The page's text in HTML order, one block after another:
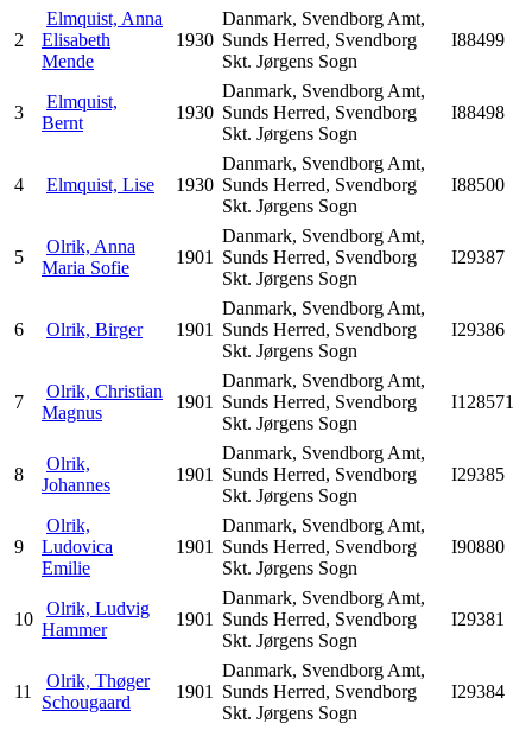
2
Elmquist, Anna
Elisabeth
Mende
1930
Danmark, Svendborg Amt,
Sunds Herred, Svendborg
Skt. Jørgens Sogn
I88499
3
Elmquist,
Bernt
1930
Danmark, Svendborg Amt,
Sunds Herred, Svendborg
Skt. Jørgens Sogn
I88498
4 Elmquist, Lise 1930
Danmark, Svendborg Amt,
Sunds Herred, Svendborg
Skt. Jørgens Sogn
I88500
5
Olrik, Anna
Maria Sofie
1901
Danmark, Svendborg Amt,
Sunds Herred, Svendborg
Skt. Jørgens Sogn
I29387
6 Olrik, Birger 1901
Danmark, Svendborg Amt,
Sunds Herred, Svendborg
Skt. Jørgens Sogn
I29386
7
Olrik, Christian
Magnus
1901
Danmark, Svendborg Amt,
Sunds Herred, Svendborg
Skt. Jørgens Sogn
I128571
8
Olrik,
Johannes
1901
Danmark, Svendborg Amt,
Sunds Herred, Svendborg
Skt. Jørgens Sogn
I29385
9
Olrik,
Ludovica
Emilie
1901
Danmark, Svendborg Amt,
Sunds Herred, Svendborg
Skt. Jørgens Sogn
I90880
10
Olrik, Ludvig
Hammer
1901
Danmark, Svendborg Amt,
Sunds Herred, Svendborg
Skt. Jørgens Sogn
I29381
11
Olrik, Thøger
Schougaard
1901
Danmark, Svendborg Amt,
Sunds Herred, Svendborg
Skt. Jørgens Sogn
I29384